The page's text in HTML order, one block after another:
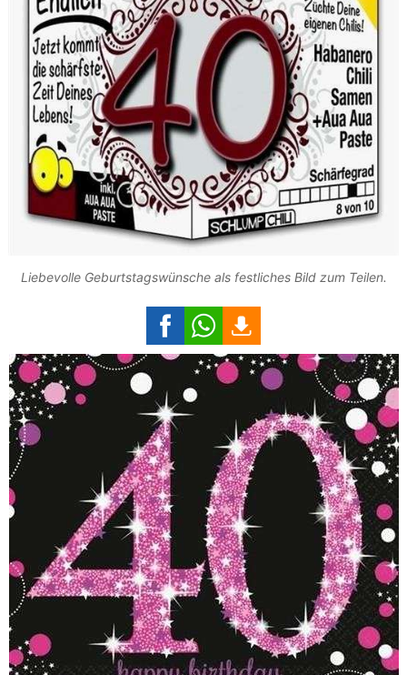
Liebevolle Geburtstagswünsche als festliches Bild zum Teilen.